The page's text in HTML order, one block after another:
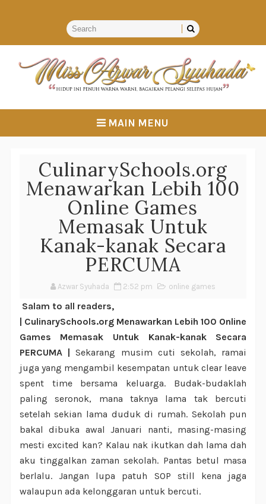
MAIN MENU
CulinarySchools.org
Menawarkan Lebih 100
Online Games
Memasak Untuk
Kanak-kanak Secara
PERCUMA
Azwar Syuhada 2:52 pm online games
Salam to all readers,
| CulinarySchools.org Menawarkan Lebih 100 Online
Games Memasak Untuk Kanak-kanak Secara
PERCUMA |Sekarang musim cuti sekolah, ramai
juga yang mengambil kesempatan untuk clear leave
spent time bersama keluarga. Budak-budaklah
paling seronok, mana taknya lama tak bercuti
setelah sekian lama duduk di rumah. Sekolah pun
bakal dibuka awal Januari nanti, masing-masing
mesti excited kan? Kalau nak ikutkan dah lama dah
aku tinggalkan zaman sekolah. Pantas betul masa
berlalu. Jangan lupa patuh SOP still kena jaga
walaupun ada kelonggaran untuk bercuti.